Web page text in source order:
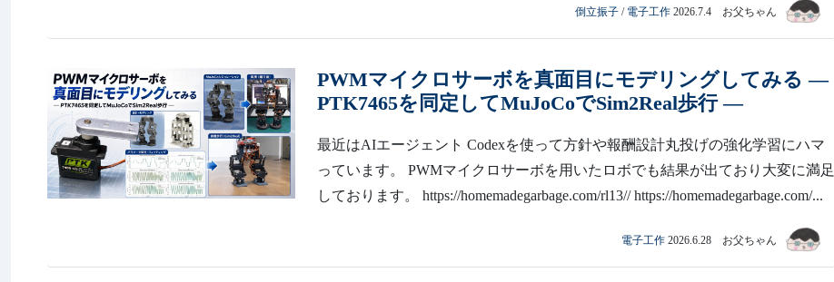
倒立振子 / 電子工作 2026.7.4 お父ちゃん
PWMマイクロサーボを真面目にモデリングしてみる —
PTK7465を同定してMuJoCoでSim2Real歩行 —
最近はAIエージェント Codexを使って方針や報酬設計丸投げの強化学習にハマ
っています。 PWMマイクロサーボを用いたロボでも結果が出ており大変に満足
しております。 https://homemadegarbage.com/rl13// https://homemadegarbage.com/...
電子工作 2026.6.28 お父ちゃん